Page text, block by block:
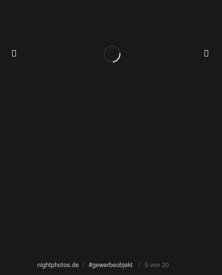
nightphotos.de / #gewerbeobjekt / 5 von 20